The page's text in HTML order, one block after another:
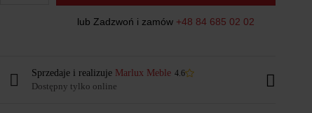
lub Zadzwoń i zamów +48 84 685 02 02
Sprzedaje i realizuje Marlux Meble 4.6
Dostępny tylko online